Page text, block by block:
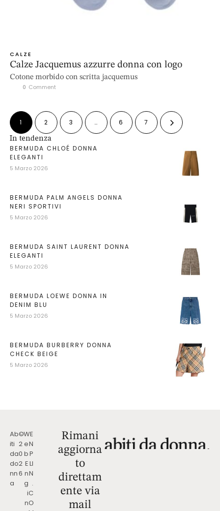
CALZE
Calze Jacquemus azzurre donna con logo
Cotone morbido con scritta jacquemus
0 Comment
1 2 3 … 6 7
In tendenza
BERMUDA CHLOÉ DONNA
ELEGANTI
5 Marzo 2026
BERMUDA PALM ANGELS DONNA
NERI SPORTIVI
5 Marzo 2026
BERMUDA SAINT LAURENT DONNA
ELEGANTI
5 Marzo 2026
BERMUDA LOEWE DONNA IN
DENIM BLU
5 Marzo 2026
BERMUDA BURBERRY DONNA
CHECK BEIGE
5 Marzo 2026
Ab
iti
da
do
nn
a
©
2
0
2
6
W
e
b
E
n
g
i
n
E
N
P
LI
N
.
C
O
Rimani
aggiorna
to
direttam
ente via
mail